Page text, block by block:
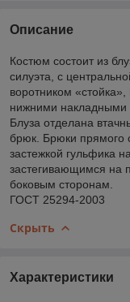
Описание
Костюм состоит из
силуэта, с
воротником
нижними накладными
Блуза отделана
брюк. Брюки прямого
застежкой гульфика
застегивающимся на
боковым сторонам.
ГОСТ 25294-2003
Скрыть
Характеристики